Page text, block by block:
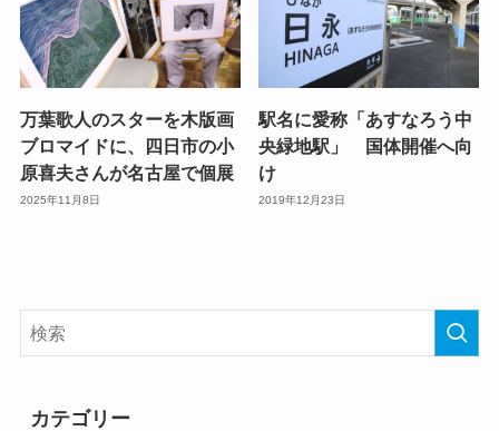
万葉歌人のスターを木版画
ブロマイドに、四日市の小
原喜夫さんが名古屋で個展
2025年11月8日
駅名に愛称「あすなろう中
央緑地駅」 国体開催へ向
け
2019年12月23日
カテゴリー